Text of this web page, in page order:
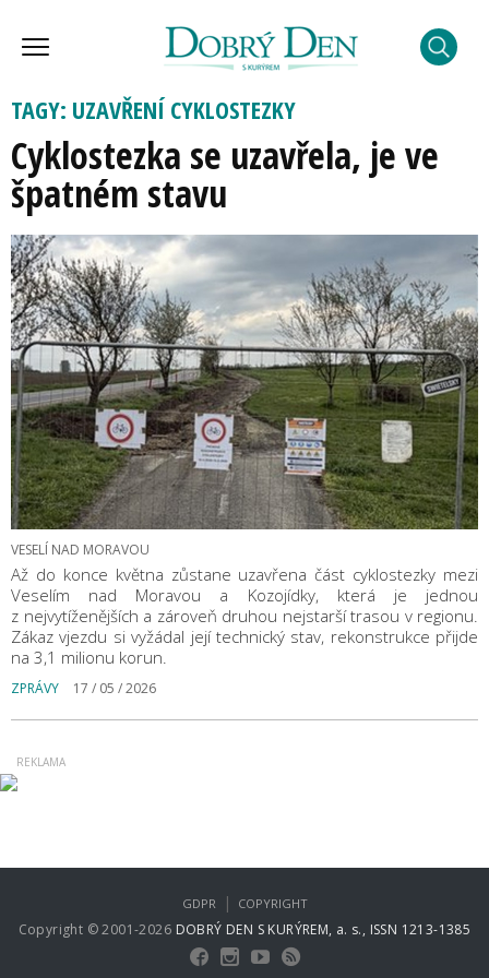
TAGY: UZAVŘENÍ CYKLOSTEZKY
Cyklostezka se uzavřela, je ve
špatném stavu
VESELÍ NAD MORAVOU
Až do konce května zůstane uzavřena část cyklostezky mezi
Veselím nad Moravou a Kozojídky, která je jednou
z nejvytíženějších a zároveň druhou nejstarší trasou v regionu.
Zákaz vjezdu si vyžádal její technický stav, rekonstrukce přijde
na 3,1 milionu korun.
ZPRÁVY 17 / 05 / 2026
Copyright © 2001-2026 DOBRÝ DEN S KURÝREM, a. s., ISSN 1213-1385
GDPR | COPYRIGHT